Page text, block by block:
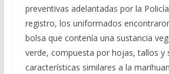
preventivas adelantadas por la
registro, los uniformados
bolsa que contenía una sustancia
verde, compuesta por hojas, tallos y
características similares a la